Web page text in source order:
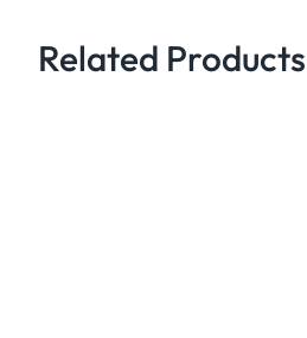
Related Products